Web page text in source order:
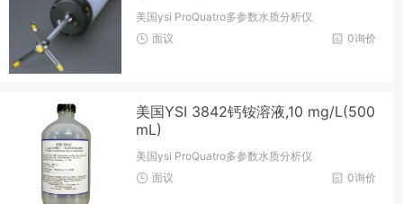
美国ysi ProQuatro多参数水质分析仪
0询价
面议
美国YSI 3842钙铵溶液,10 mg/L(500
mL)
美国ysi ProQuatro多参数水质分析仪
0询价
面议